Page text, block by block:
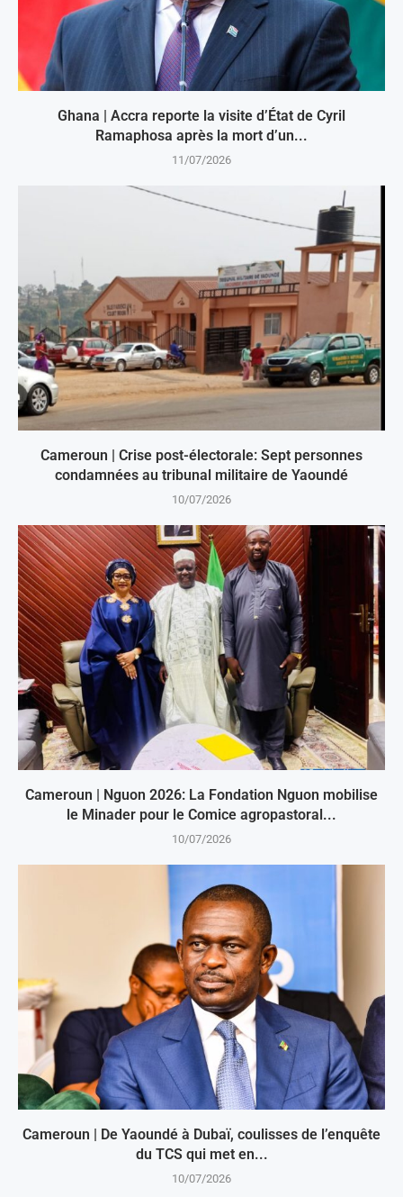
Ghana | Accra reporte la visite d’État de Cyril
Ramaphosa après la mort d’un...
11/07/2026
Cameroun | Crise post-électorale: Sept personnes
condamnées au tribunal militaire de Yaoundé
10/07/2026
Cameroun | Nguon 2026: La Fondation Nguon mobilise
le Minader pour le Comice agropastoral...
10/07/2026
Cameroun | De Yaoundé à Dubaï, coulisses de l’enquête
du TCS qui met en...
10/07/2026